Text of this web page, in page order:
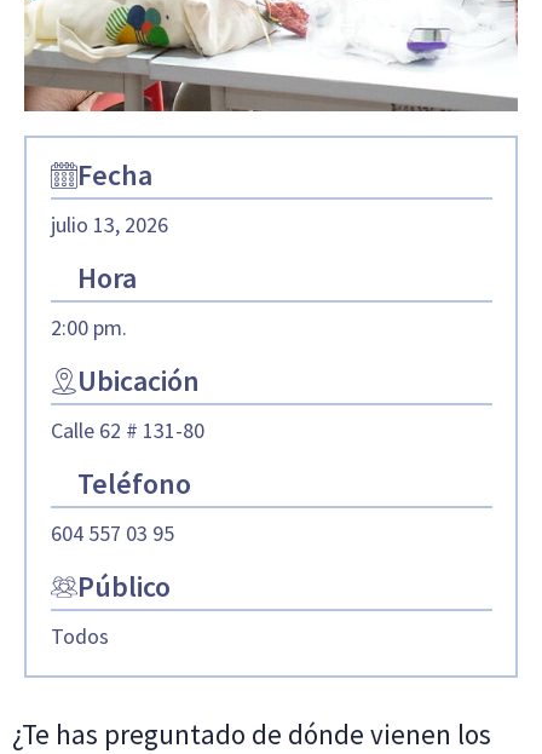
Fecha
julio 13, 2026
Hora
2:00 pm.
Ubicación
Calle 62 # 131-80
Teléfono
604 557 03 95
Público
Todos
¿Te has preguntado de dónde vienen los